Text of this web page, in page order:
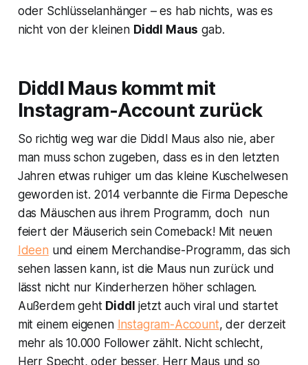
oder Schlüsselanhänger – es hab nichts, was es
nicht von der kleinen Diddl Maus gab.
Diddl Maus kommt mit
Instagram-Account zurück
So richtig weg war die Diddl Maus also nie, aber
man muss schon zugeben, dass es in den letzten
Jahren etwas ruhiger um das kleine Kuschelwesen
geworden ist. 2014 verbannte die Firma Depesche
das Mäuschen aus ihrem Programm, doch nun
feiert der Mäuserich sein Comeback! Mit neuen
Ideen und einem Merchandise-Programm, das sich
sehen lassen kann, ist die Maus nun zurück und
lässt nicht nur Kinderherzen höher schlagen.
Außerdem geht Diddl jetzt auch viral und startet
mit einem eigenen Instagram-Account, der derzeit
mehr als 10.000 Follower zählt. Nicht schlecht,
Herr Specht, oder besser, Herr Maus und so